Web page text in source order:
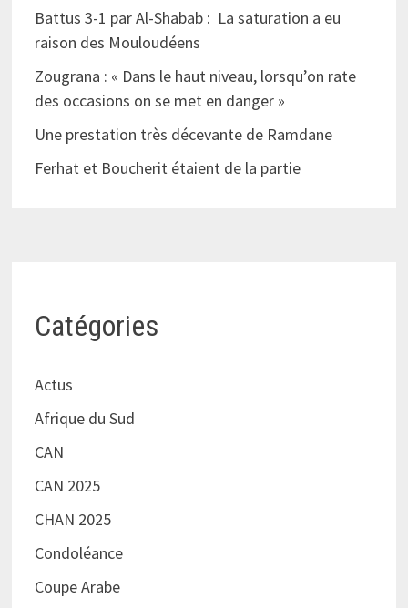
Battus 3-1 par Al-Shabab : La saturation a eu
raison des Mouloudéens
Zougrana : « Dans le haut niveau, lorsqu’on rate
des occasions on se met en danger »
Une prestation très décevante de Ramdane
Ferhat et Boucherit étaient de la partie
Catégories
Actus
Afrique du Sud
CAN
CAN 2025
CHAN 2025
Condoléance
Coupe Arabe